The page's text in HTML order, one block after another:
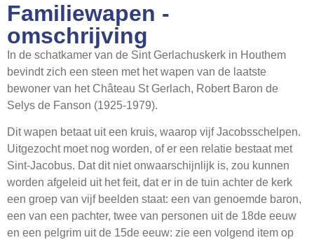
Ervaringen
Regio’s
Nieuws
Agenda
Contact
Familiewapen -
omschrijving
In de schatkamer van de Sint Gerlachuskerk in Houthem
bevindt zich een steen met het wapen van de laatste
bewoner van het Château St Gerlach, Robert Baron de
Selys de Fanson (1925-1979).
Dit wapen betaat uit een kruis, waarop vijf Jacobsschelpen.
Uitgezocht moet nog worden, of er een relatie bestaat met
Sint-Jacobus. Dat dit niet onwaarschijnlijk is, zou kunnen
worden afgeleid uit het feit, dat er in de tuin achter de kerk
een groep van vijf beelden staat: een van genoemde baron,
een van een pachter, twee van personen uit de 18de eeuw
en een pelgrim uit de 15de eeuw: zie een volgend item op